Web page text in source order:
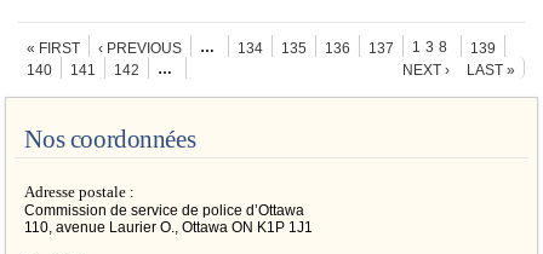
Pages
« FIRST ‹ PREVIOUS … 134 135 136 137 138
139
140
141 142 … NEXT › LAST »
Nos coordonnées
Adresse postale :
Commission de service de police d’Ottawa
110, avenue Laurier O., Ottawa ON K1P 1J1